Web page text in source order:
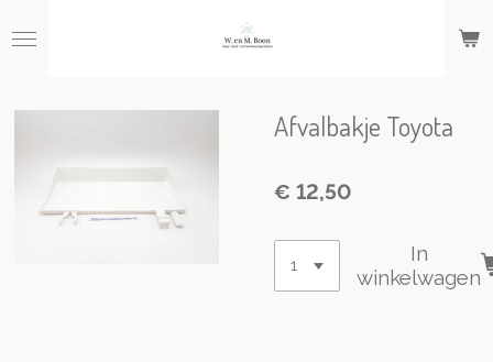
direct
Afvalbakje Toyota
€ 12,50
In
winkelwagen